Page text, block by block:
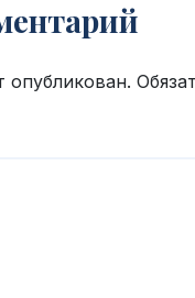
опубликован.